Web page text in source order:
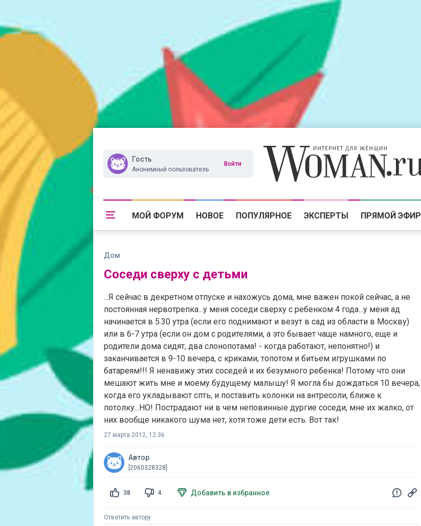
Гость
Анонимный пользователь
Войти
МОЙ ФОРУМ НОВОЕ ПОПУЛЯРНОЕ ЭКСПЕРТЫ ПРЯМОЙ ЭФИР
Дом
Соседи сверху с детьми
...Я сейчас в декретном отпуске и нахожусь дома, мне важен покой сейчас, а не
постоянная нервотрепка...у меня соседи сверху с ребенком 4 года...у меня ад
начинается в 5.30 утра (если его поднимают и везут в сад из области в Москву)
или в 6-7 утра (если он дом с родителями, а это бывает чаще намного, еще и
родители дома сидят, два слонопотама! - когда работают, непонятно!) и
заканчивается в 9-10 вечера, с криками, топотом и битьем игрушками по
батареям!!! Я ненавижу этих соседей и их безумного ребенка! Потому что они
мешают жить мне и моему будущему малышу! Я могла бы дождаться 10 вечера,
когда его укладывают спть, и поставить колонки на антресоли, ближе к
потолку...НО! Пострадают ни в чем неповинные дургие соседи, мне их жалко, от
них вообще никакого шума нет, хотя тоже дети есть. Вот так!
27 марта 2012, 12:36
Автор
[2060328328]
38 4 Добавить в избранное
Ответить автору